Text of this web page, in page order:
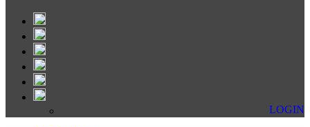
LOGIN